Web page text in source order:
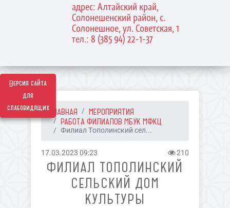
Версия сайта
для
слабовидящих
адрес: Алтайский край,
Солонешенский район, с.
Солонешное, ул. Советская, 1
тел.: 8 (385 94) 22-1-37
ГЛАВНАЯ
МЕРОПРИЯТИЯ
РАБОТА ФИЛИАЛОВ МБУК МФКЦ
Филиал Тополинский сел...
17.03.2023 09:23 210
ФИЛИАЛ ТОПОЛИНСКИЙ
СЕЛЬСКИЙ ДОМ
КУЛЬТУРЫ